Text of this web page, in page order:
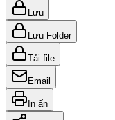
Lưu
Lưu Folder
Tải file
Email
In ấn